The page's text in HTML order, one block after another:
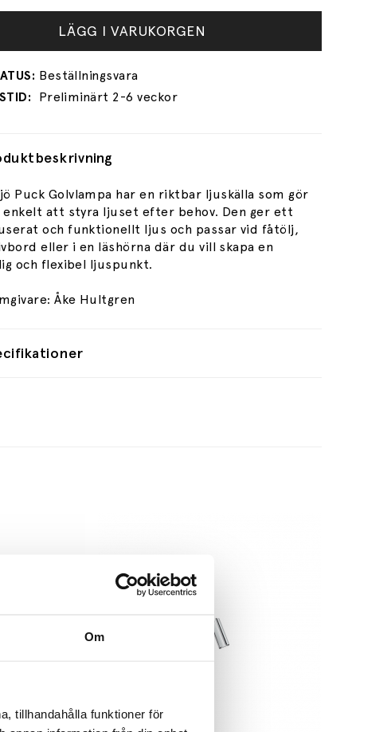
Om
tillhandahålla funktioner för
LÄGG I VARUKORGEN
Preliminärt 2-6 veckor
Puck Golvlampa har en riktbar ljuskälla som gör
att styra ljuset efter behov. Den ger ett
och funktionellt ljus och passar vid fåtölj,
eller i en läshörna där du vill skapa en
och flexibel ljuspunkt.
Åke Hultgren